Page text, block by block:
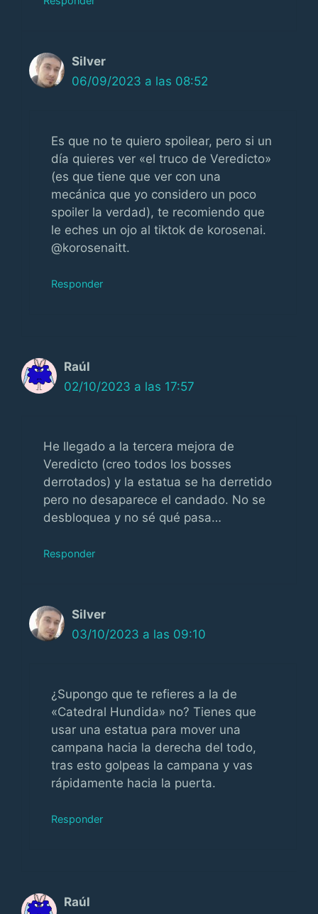
Silver
06/09/2023 a las 08:52
Es que no te quiero spoilear, pero si un
día quieres ver «el truco de Veredicto»
(es que tiene que ver con una
mecánica que yo considero un poco
spoiler la verdad), te recomiendo que
le eches un ojo al tiktok de korosenai.
@korosenaitt.
Responder
Raúl
02/10/2023 a las 17:57
He llegado a la tercera mejora de
Veredicto (creo todos los bosses
derrotados) y la estatua se ha derretido
pero no desaparece el candado. No se
desbloquea y no sé qué pasa…
Responder
Silver
03/10/2023 a las 09:10
¿Supongo que te refieres a la de
«Catedral Hundida» no? Tienes que
usar una estatua para mover una
campana hacia la derecha del todo,
tras esto golpeas la campana y vas
rápidamente hacia la puerta.
Responder
Raúl